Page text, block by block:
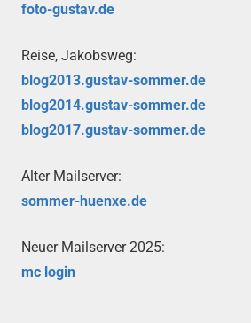
foto-gustav.de
Reise, Jakobsweg:
blog2013.gustav-sommer.de
blog2014.gustav-sommer.de
blog2017.gustav-sommer.de
Alter Mailserver:
sommer-huenxe.de
Neuer Mailserver 2025:
mc login